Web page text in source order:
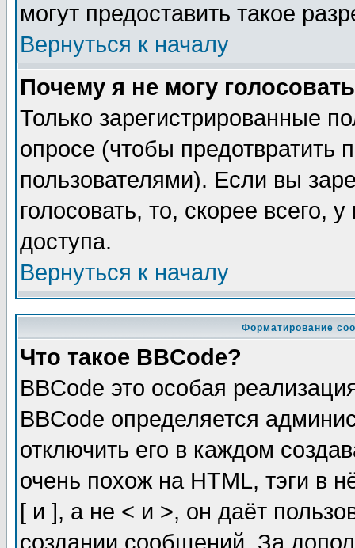
могут предоставить такое
Вернуться к началу
Почему я не могу
Только зарегистрированные
опросе (чтобы предотвратить
пользователями). Если вы
голосовать, то, скорее всего,
доступа.
Вернуться к началу
Форматирование
Что такое BBCode?
BBCode это особая
BBCode определяется
отключить его в каждом
очень похож на HTML, тэги в
[ и ], а не < и >, он даёт
создании сообщений. За